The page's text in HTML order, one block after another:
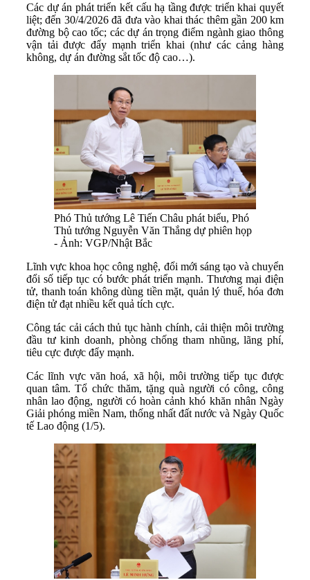
Các dự án phát triển kết cấu hạ tầng được triển khai quyết
liệt; đến 30/4/2026 đã đưa vào khai thác thêm gần 200 km
đường bộ cao tốc; các dự án trọng điểm ngành giao thông
vận tải được đẩy mạnh triển khai (như các cảng hàng
không, dự án đường sắt tốc độ cao…).
Phó Thủ tướng Lê Tiến Châu phát biểu, Phó
Thủ tướng Nguyễn Văn Thắng dự phiên họp
- Ảnh: VGP/Nhật Bắc
Lĩnh vực khoa học công nghệ, đổi mới sáng tạo và chuyển
đổi số tiếp tục có bước phát triển mạnh. Thương mại điện
tử, thanh toán không dùng tiền mặt, quản lý thuế, hóa đơn
điện tử đạt nhiều kết quả tích cực.
Công tác cải cách thủ tục hành chính, cải thiện môi trường
đầu tư kinh doanh, phòng chống tham nhũng, lãng phí,
tiêu cực được đẩy mạnh.
Các lĩnh vực văn hoá, xã hội, môi trường tiếp tục được
quan tâm. Tổ chức thăm, tặng quà người có công, công
nhân lao động, người có hoàn cảnh khó khăn nhân Ngày
Giải phóng miền Nam, thống nhất đất nước và Ngày Quốc
tế Lao động (1/5).